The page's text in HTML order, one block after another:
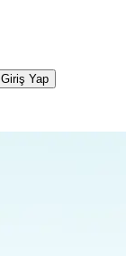
Giriş Yap